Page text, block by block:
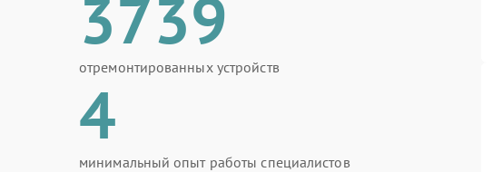
3739
отремонтированных устройств
4
минимальный опыт работы специалистов